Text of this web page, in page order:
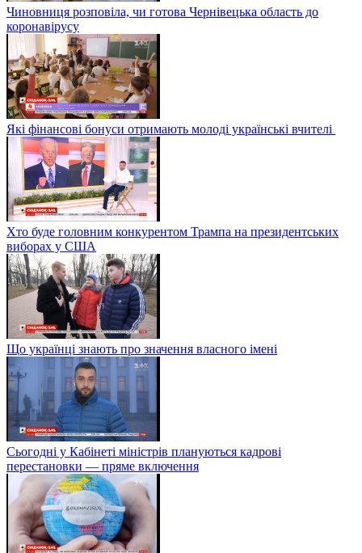
Чиновниця розповіла, чи готова Чернівецька область до
коронавірусу
Які фінансові бонуси отримають молоді українські вчителі
Хто буде головним конкурентом Трампа на президентських
виборах у США
Що українці знають про значення власного імені
Сьогодні у Кабінеті міністрів плануються кадрові
перестановки — пряме включення